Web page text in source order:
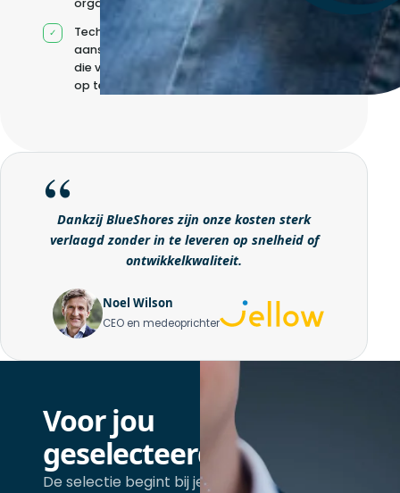
organisatie
Technische
aansturing zonder
die volledig intern
op te bouwen
Dankzij BlueShores zijn onze kosten sterk
verlaagd zonder in te leveren op snelheid of
ontwikkelkwaliteit.
Noel Wilson
CEO en medeoprichter
Voor jou
geselecteerd
De selectie begint bij je